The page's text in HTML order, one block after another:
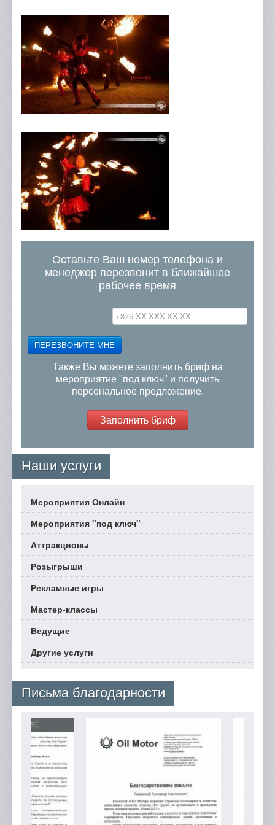
Оставьте Ваш номер телефона и
менеджер перезвонит в ближайшее
рабочее время
ПЕРЕЗВОНИТЕ МНЕ
Также Вы можете заполнить брифна
мероприятие "под ключ" и получить
персональное предложение.
Заполнить бриф
Наши услуги
Мероприятия Онлайн
Мероприятия "под ключ"
Аттракционы
Розыгрыши
Рекламные игры
Мастер-классы
Ведущие
Другие услуги
Письма благодарности